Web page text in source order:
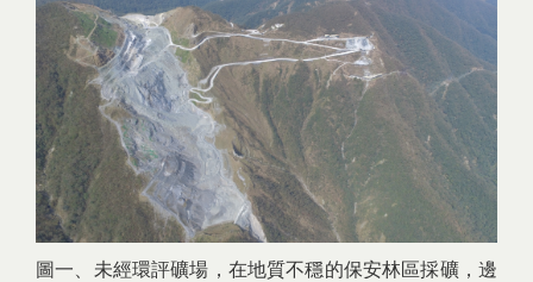
圖一、未經環評礦場，在地質不穩的保安林區採礦，邊